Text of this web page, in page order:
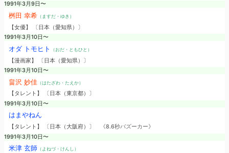
1991年3月9日〜
桝田 幸希（ますだ・ゆき）
【女優】 〔日本（愛知県）〕
1991年3月10日〜
オダ トモヒト （おだ・ともひと）
【漫画家】 〔日本（愛知県）〕
1991年3月10日〜
畠沢 妙佳（はたざわ・たえか）
【タレント】 〔日本（東京都）〕
1991年3月10日〜
はまやねん
【タレント】 〔日本（大阪府）〕
《8.6秒バズーカー》
1991年3月10日〜
米津 玄師 （よねづ・けんし）